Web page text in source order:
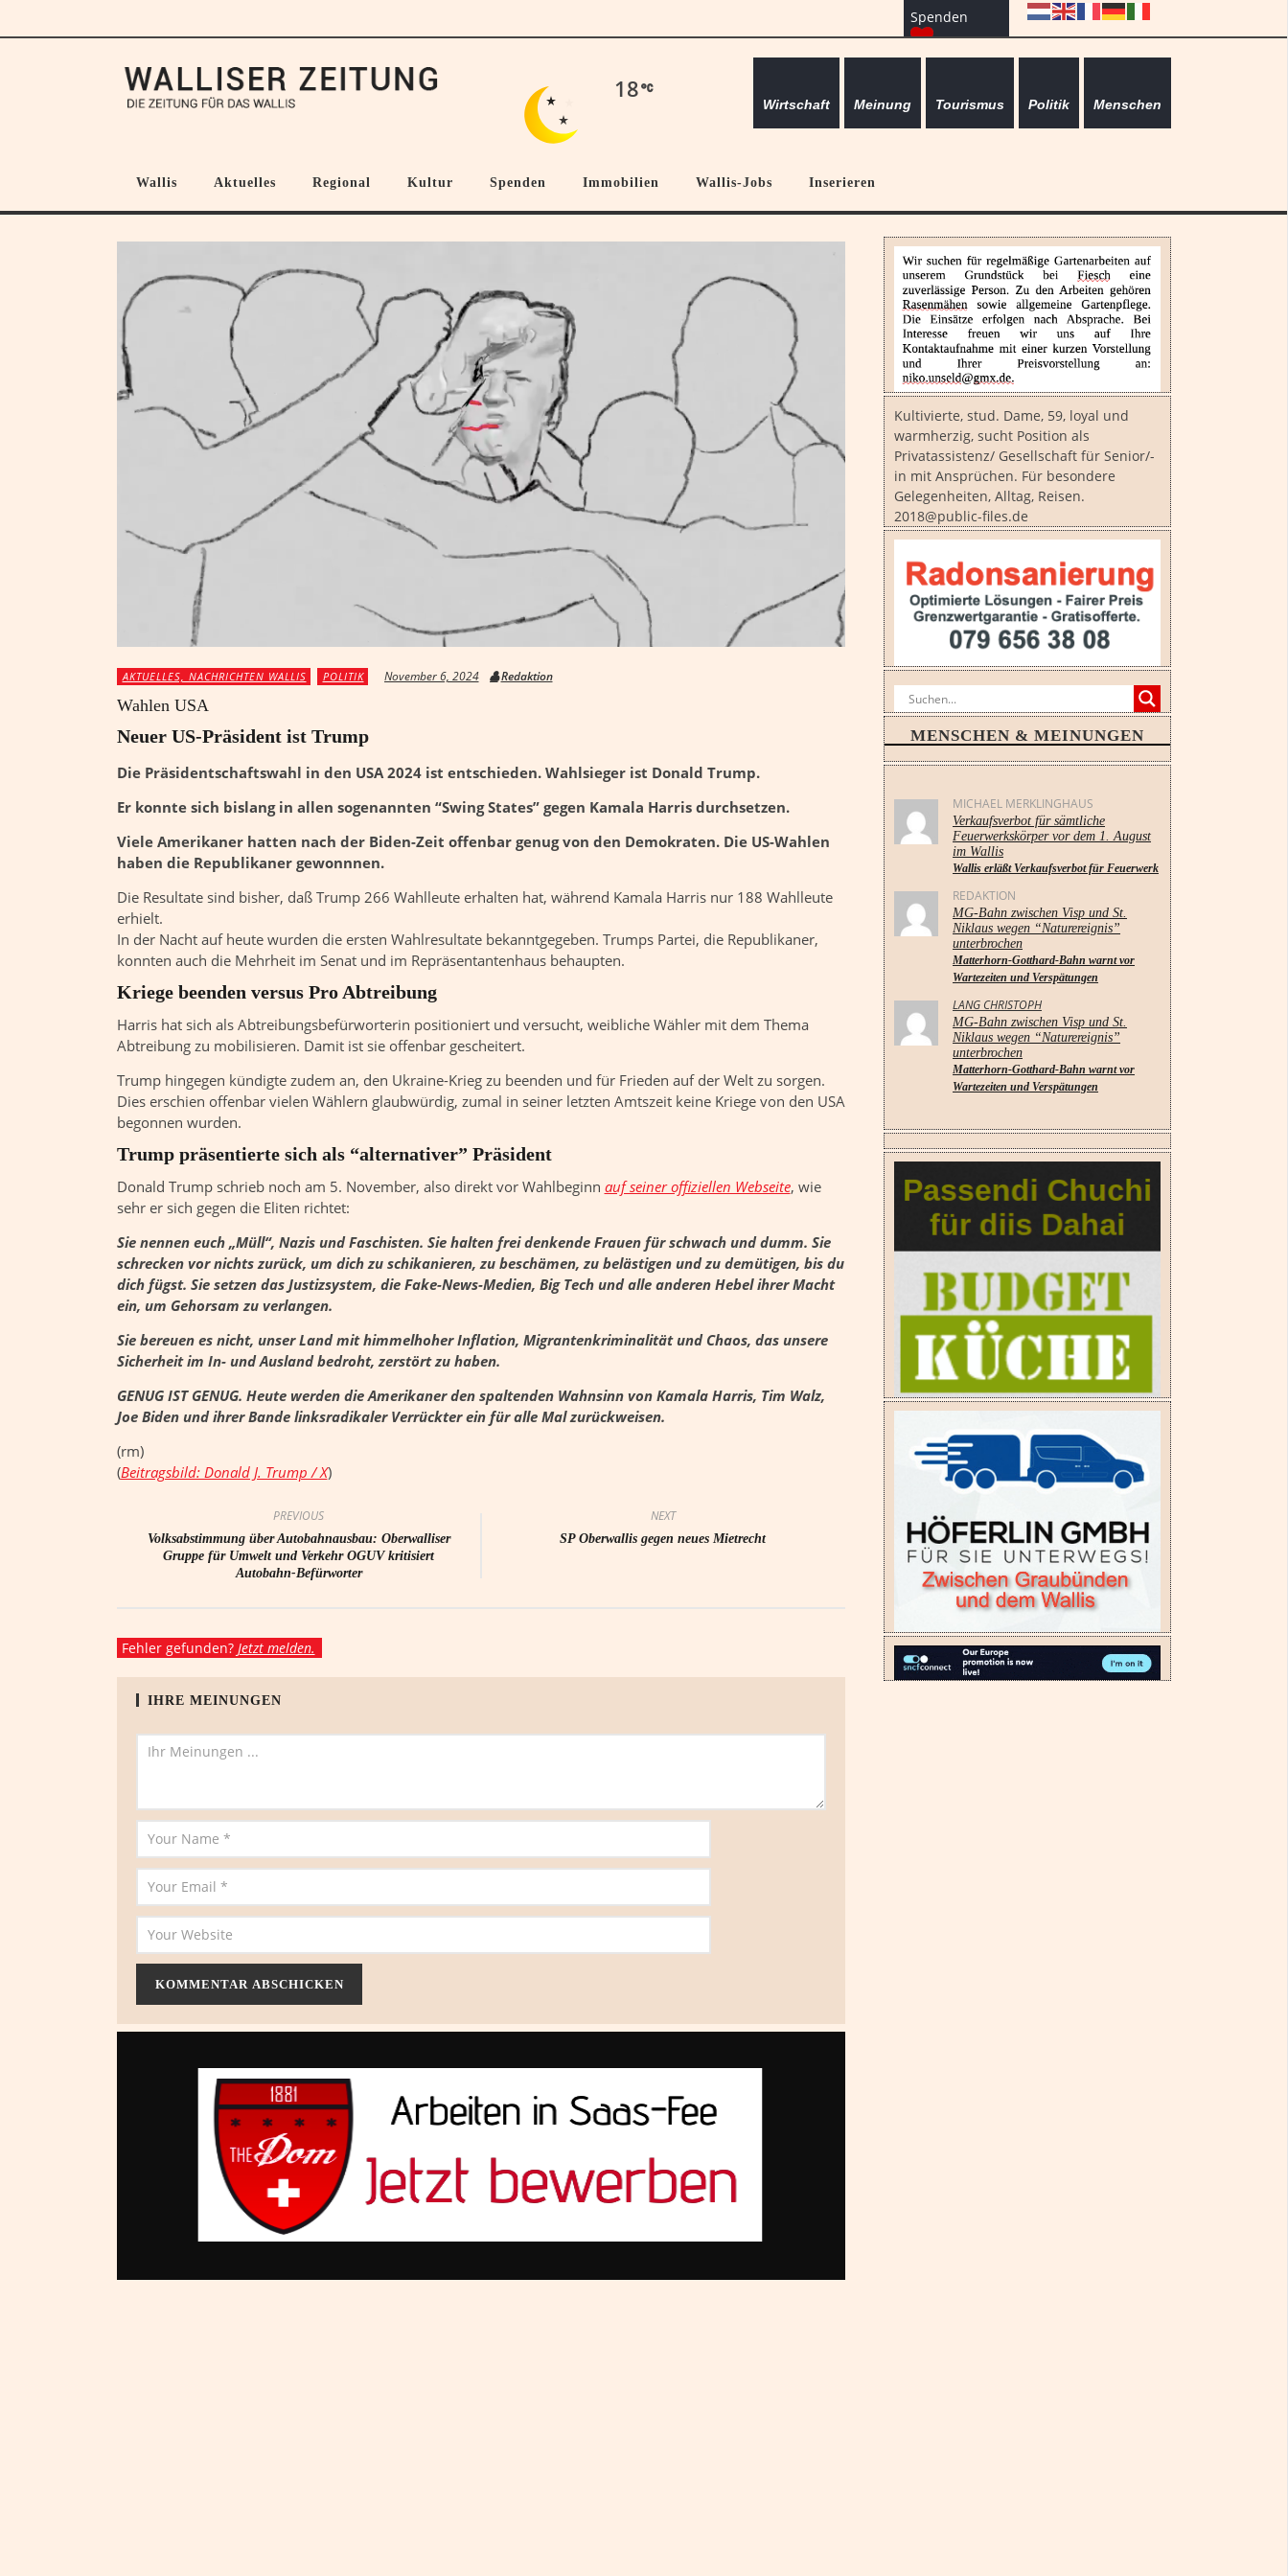
Spenden
18
Wirtschaft Meinung Tourismus Politik Menschen
Wallis Aktuelles Regional Kultur Spenden Immobilien Wallis-Jobs Inserieren
AKTUELLES, NACHRICHTEN WALLIS POLITIK November 6, 2024 Redaktion
Wahlen USA
Neuer US-Präsident ist Trump
Die Präsidentschaftswahl in den USA 2024 ist entschieden. Wahlsieger ist Donald Trump.
Er konnte sich bislang in allen sogenannten “Swing States” gegen Kamala Harris durchsetzen.
Viele Amerikaner hatten nach der Biden-Zeit offenbar genug von den Demokraten. Die US-Wahlen
haben die Republikaner gewonnnen.
Die Resultate sind bisher, daß Trump 266 Wahlleute erhalten hat, während Kamala Harris nur 188 Wahlleute
erhielt.
In der Nacht auf heute wurden die ersten Wahlresultate bekanntgegeben. Trumps Partei, die Republikaner,
konnten auch die Mehrheit im Senat und im Repräsentantenhaus behaupten.
Kriege beenden versus Pro Abtreibung
Harris hat sich als Abtreibungsbefürworterin positioniert und versucht, weibliche Wähler mit dem Thema
Abtreibung zu mobilisieren. Damit ist sie offenbar gescheitert.
Trump hingegen kündigte zudem an, den Ukraine-Krieg zu beenden und für Frieden auf der Welt zu sorgen.
Dies erschien offenbar vielen Wählern glaubwürdig, zumal in seiner letzten Amtszeit keine Kriege von den USA
begonnen wurden.
Trump präsentierte sich als “alternativer” Präsident
Donald Trump schrieb noch am 5. November, also direkt vor Wahlbeginn auf seiner offiziellen Webseite, wie
sehr er sich gegen die Eliten richtet:
Sie nennen euch „Müll“, Nazis und Faschisten. Sie halten frei denkende Frauen für schwach und dumm. Sie
schrecken vor nichts zurück, um dich zu schikanieren, zu beschämen, zu belästigen und zu demütigen, bis du
dich fügst. Sie setzen das Justizsystem, die Fake-News-Medien, Big Tech und alle anderen Hebel ihrer Macht
ein, um Gehorsam zu verlangen.
Sie bereuen es nicht, unser Land mit himmelhoher Inflation, Migrantenkriminalität und Chaos, das unsere
Sicherheit im In- und Ausland bedroht, zerstört zu haben.
GENUG IST GENUG. Heute werden die Amerikaner den spaltenden Wahnsinn von Kamala Harris, Tim Walz,
Joe Biden und ihrer Bande linksradikaler Verrückter ein für alle Mal zurückweisen.
(rm)
(Beitragsbild: Donald J. Trump / X)
PREVIOUS
Volksabstimmung über Autobahnausbau: Oberwalliser
Gruppe für Umwelt und Verkehr OGUV kritisiert
Autobahn-Befürworter
NEXT
SP Oberwallis gegen neues Mietrecht
Fehler gefunden? Jetzt melden.
IHRE MEINUNGEN
Kultivierte, stud. Dame, 59, loyal und
warmherzig, sucht Position als
Privatassistenz/ Gesellschaft für Senior/-
in mit Ansprüchen. Für besondere
Gelegenheiten, Alltag, Reisen.
2018@public-files.de
MENSCHEN & MEINUNGEN
MICHAEL MERKLINGHAUS
Verkaufsverbot für sämtliche
Feuerwerkskörper vor dem 1. August
im Wallis
Wallis erläßt Verkaufsverbot für Feuerwerk
REDAKTION
MG-Bahn zwischen Visp und St.
Niklaus wegen “Naturereignis”
unterbrochen
Matterhorn-Gotthard-Bahn warnt vor
Wartezeiten und Verspätungen
LANG CHRISTOPH
MG-Bahn zwischen Visp und St.
Niklaus wegen “Naturereignis”
unterbrochen
Matterhorn-Gotthard-Bahn warnt vor
Wartezeiten und Verspätungen